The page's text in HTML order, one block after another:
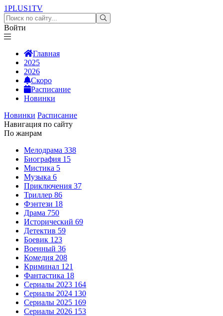
1PLUS1TV
Войти
Главная
2025
2026
Скоро
Расписание
Новинки
Новинки Расписание
Навигация по сайту
По жанрам
Мелодрама 338
Биография 15
Мистика 5
Музыка 6
Приключения 37
Триллер 86
Фэнтези 18
Драма 750
Исторический 69
Детектив 59
Боевик 123
Военный 36
Комедия 208
Криминал 121
Фантастика 18
Сериалы 2023 164
Сериалы 2024 130
Сериалы 2025 169
Сериалы 2026 153